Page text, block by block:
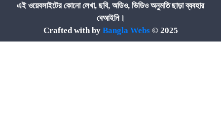
এই ওয়েবসাইটের কোনো লেখা, ছবি, অডিও, ভিডিও অনুমতি ছাড়া ব্যবহার
বেআইনি।
Crafted with by Bangla Webs© 2025